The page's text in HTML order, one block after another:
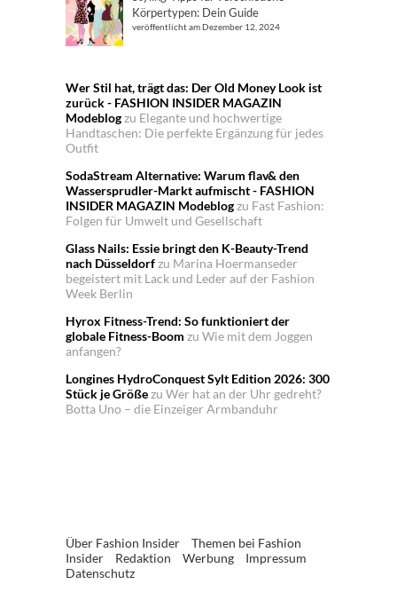
Körpertypen: Dein Guide
veröffentlicht am Dezember 12, 2024
Wer Stil hat, trägt das: Der Old Money Look ist
zurück - FASHION INSIDER MAGAZIN
Modeblogzu Elegante und hochwertige
Handtaschen: Die perfekte Ergänzung für jedes
Outfit
SodaStream Alternative: Warum flav& den
Wassersprudler-Markt aufmischt - FASHION
INSIDER MAGAZIN Modeblogzu Fast Fashion:
Folgen für Umwelt und Gesellschaft
Glass Nails: Essie bringt den K-Beauty-Trend
nach Düsseldorfzu Marina Hoermanseder
begeistert mit Lack und Leder auf der Fashion
Week Berlin
Hyrox Fitness-Trend: So funktioniert der
globale Fitness-Boom zu Wie mit dem Joggen
anfangen?
Longines HydroConquest Sylt Edition 2026: 300
Stück je Größezu Wer hat an der Uhr gedreht?
Botta Uno – die Einzeiger Armbanduhr
Über Fashion Insider
Themen bei Fashion
Insider
Redaktion Werbung
Impressum
Datenschutz